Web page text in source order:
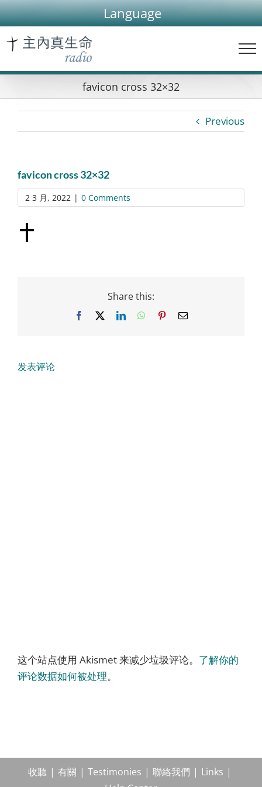
Skip
to
content
Language
favicon cross 32×32
Previous
favicon cross 32×32
2 3 月, 2022 | 0 Comments
Share this:
Facebook LinkedInWhatsApp
PinterestEmail
发表评论
这个站点使用 Akismet 来减少垃圾评论。 了解你的
评论数据如何被处理。
收聽 有關 Testimonies 聯絡我們
Links